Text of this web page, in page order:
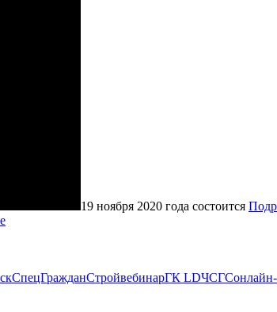
19 ноября 2020 года состоится
вебинарГК LDЧСГС